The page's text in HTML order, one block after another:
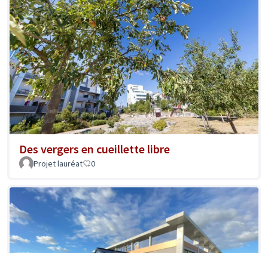
Des vergers en cueillette libre
Projet lauréat 0